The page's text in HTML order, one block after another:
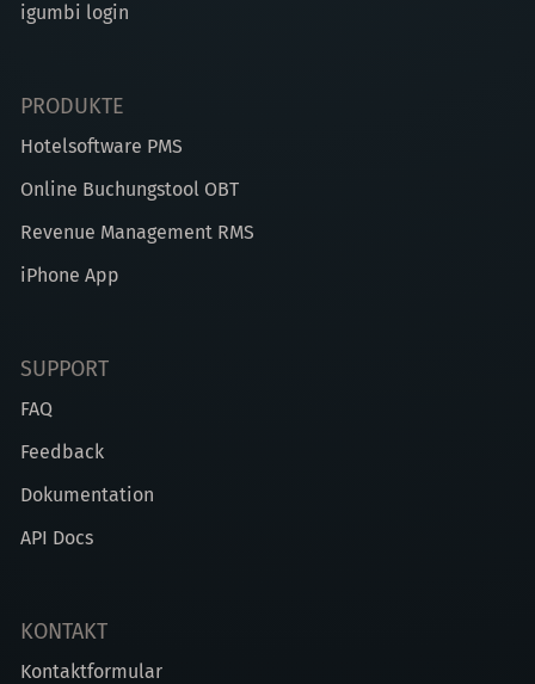
igumbi login
PRODUKTE
Hotelsoftware PMS
Online Buchungstool OBT
Revenue Management RMS
iPhone App
SUPPORT
FAQ
Feedback
Dokumentation
API Docs
KONTAKT
Kontaktformular